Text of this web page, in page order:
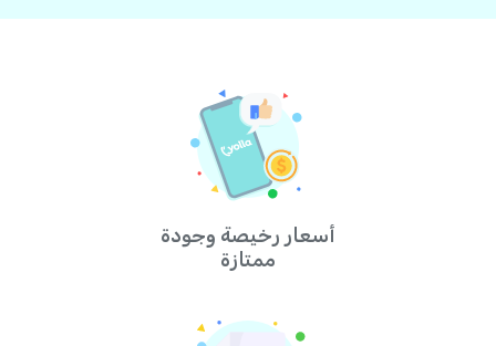
أسعار رخيصة وجودة
ممتازة